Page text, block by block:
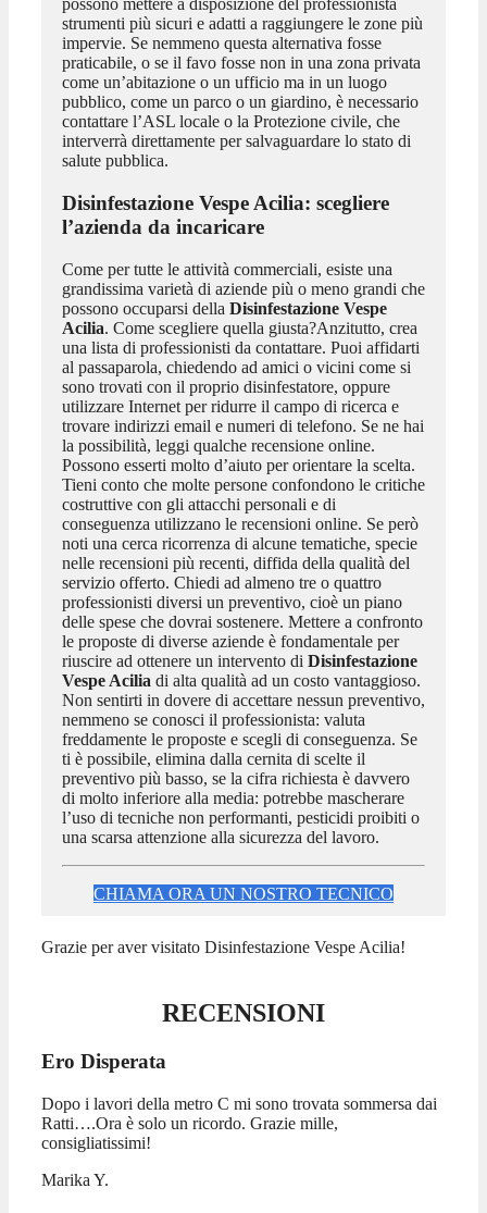
possono mettere a disposizione del professionista
strumenti più sicuri e adatti a raggiungere le zone più
impervie. Se nemmeno questa alternativa fosse
praticabile, o se il favo fosse non in una zona privata
come un’abitazione o un ufficio ma in un luogo
pubblico, come un parco o un giardino, è necessario
contattare l’ASL locale o la Protezione civile, che
interverrà direttamente per salvaguardare lo stato di
salute pubblica.
Disinfestazione Vespe Acilia: scegliere
l’azienda da incaricare
Come per tutte le attività commerciali, esiste una
grandissima varietà di aziende più o meno grandi che
possono occuparsi della Disinfestazione Vespe
Acilia. Come scegliere quella giusta?Anzitutto, crea
una lista di professionisti da contattare. Puoi affidarti
al passaparola, chiedendo ad amici o vicini come si
sono trovati con il proprio disinfestatore, oppure
utilizzare Internet per ridurre il campo di ricerca e
trovare indirizzi email e numeri di telefono. Se ne hai
la possibilità, leggi qualche recensione online.
Possono esserti molto d’aiuto per orientare la scelta.
Tieni conto che molte persone confondono le critiche
costruttive con gli attacchi personali e di
conseguenza utilizzano le recensioni online. Se però
noti una cerca ricorrenza di alcune tematiche, specie
nelle recensioni più recenti, diffida della qualità del
servizio offerto. Chiedi ad almeno tre o quattro
professionisti diversi un preventivo, cioè un piano
delle spese che dovrai sostenere. Mettere a confronto
le proposte di diverse aziende è fondamentale per
riuscire ad ottenere un intervento di Disinfestazione
Vespe Acilia di alta qualità ad un costo vantaggioso.
Non sentirti in dovere di accettare nessun preventivo,
nemmeno se conosci il professionista: valuta
freddamente le proposte e scegli di conseguenza. Se
ti è possibile, elimina dalla cernita di scelte il
preventivo più basso, se la cifra richiesta è davvero
di molto inferiore alla media: potrebbe mascherare
l’uso di tecniche non performanti, pesticidi proibiti o
una scarsa attenzione alla sicurezza del lavoro.
CHIAMA ORA UN NOSTRO TECNICO
Grazie per aver visitato Disinfestazione Vespe Acilia!
RECENSIONI
Ero Disperata
Dopo i lavori della metro C mi sono trovata sommersa dai
Ratti….Ora è solo un ricordo. Grazie mille,
consigliatissimi!
Marika Y.